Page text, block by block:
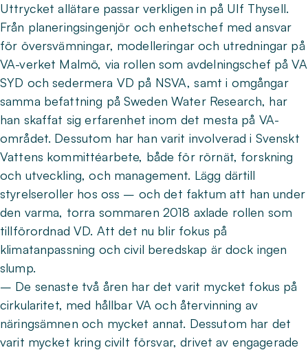
Uttrycket allätare passar verkligen in på Ulf Thysell.
Från planeringsingenjör och enhetschef med ansvar
för översvämningar, modelleringar och utredningar på
VA-verket Malmö, via rollen som avdelningschef på VA
SYD och sedermera VD på NSVA, samt i omgångar
samma befattning på Sweden Water Research, har
han skaffat sig erfarenhet inom det mesta på VA-
området. Dessutom har han varit involverad i Svenskt
Vattens kommittéarbete, både för rörnät, forskning
och utveckling, och management. Lägg därtill
styrelseroller hos oss – och det faktum att han under
den varma, torra sommaren 2018 axlade rollen som
tillförordnad VD. Att det nu blir fokus på
klimatanpassning och civil beredskap är dock ingen
slump.
– De senaste två åren har det varit mycket fokus på
cirkularitet, med hållbar VA och återvinning av
näringsämnen och mycket annat. Dessutom har det
varit mycket kring civilt försvar, drivet av engagerade